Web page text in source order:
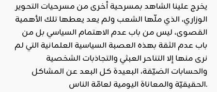
يخرج علينا الشاهد بمسرحية أخرى من مسرحيات التحوير
الوزاري، الذي ملّها الشعب ولم يعد يعطها تلك الأهمية
القصوى، ليس من باب عدم الاهتمام السياسي بل من
باب عدم الثقة بهذه العصبة السياسية العلمانية التي لم
نرى منها إلا التناحر العبثي والتجاذبات الشخصية
والحسابات الضيّقة، البعيدة كل البعد عن المشاكل
الحقيقيّة والمعاناة اليومية لعامّة الناس.